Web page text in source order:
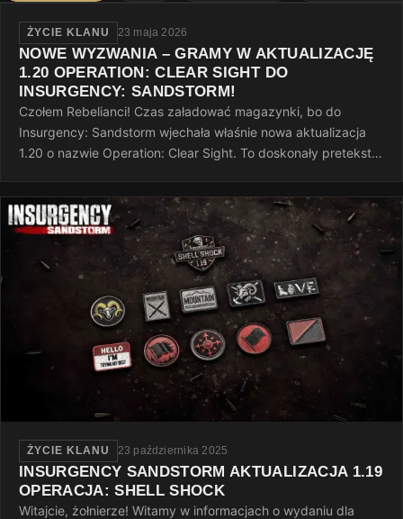
ŻYCIE KLANU 23 maja 2026
NOWE WYZWANIA – GRAMY W AKTUALIZACJĘ
1.20 OPERATION: CLEAR SIGHT DO
INSURGENCY: SANDSTORM!
Czołem Rebelianci! Czas załadować magazynki, bo do
Insurgency: Sandstorm wjechała właśnie nowa aktualizacja
1.20 o nazwie Operation: Clear Sight. To doskonały pretekst,
ŻYCIE KLANU 23 października 2025
INSURGENCY SANDSTORM AKTUALIZACJA 1.19
OPERACJA: SHELL SHOCK
Witajcie, żołnierze! Witamy w informacjach o wydaniu dla